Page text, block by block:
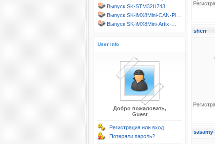
Выпуск SK-STM32H743
Выпуск SK-iMX8Mini-CAN-Pl…
Выпуск SK-iMX8Mini-Artix-…
User Info
Добро пожаловать,
Guest
Регистрация или вход
Потеряли пароль?
sherr
sasamy